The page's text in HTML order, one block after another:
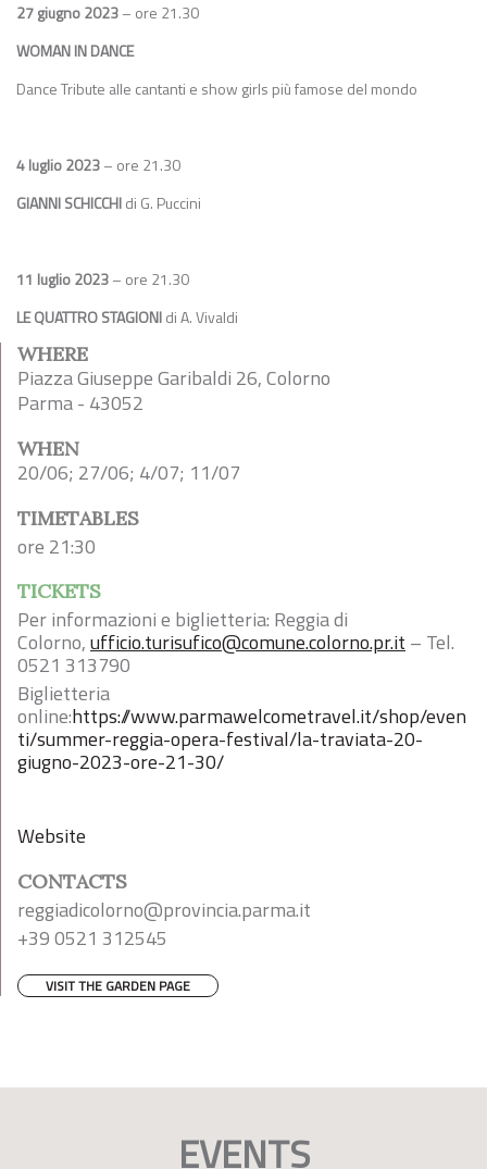
27 giugno 2023– ore 21.30
WOMAN IN DANCE
Dance Tribute alle cantanti e show girls più famose del mondo
4 luglio 2023– ore 21.30
GIANNI SCHICCHIdi G. Puccini
11 luglio 2023– ore 21.30
LE QUATTRO STAGIONIdi A. Vivaldi
WHERE
Piazza Giuseppe Garibaldi 26, Colorno
Parma - 43052
WHEN
20/06; 27/06; 4/07; 11/07
TIMETABLES
ore 21:30
TICKETS
Per informazioni e biglietteria: Reggia di
Colorno,ufficio.turisufico@comune.colorno.pr.it – Tel.
0521 313790
Biglietteria
online:https://www.parmawelcometravel.it/shop/even
ti/summer-reggia-opera-festival/la-traviata-20-
giugno-2023-ore-21-30/
Website
CONTACTS
reggiadicolorno@provincia.parma.it
+39 0521 312545
VISIT THE GARDEN PAGE
EVENTS